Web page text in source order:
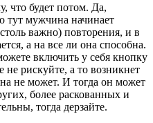
что будет потом. Да,
тут мужчина начинает
важно) повторения, и в
а на все ли она способна.
включить у себя кнопку
не рискуйте, а то возникнет
не может. И тогда он может
более раскованных и
тогда дерзайте.